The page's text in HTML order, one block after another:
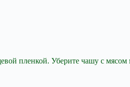
пленкой. Уберите чашу с